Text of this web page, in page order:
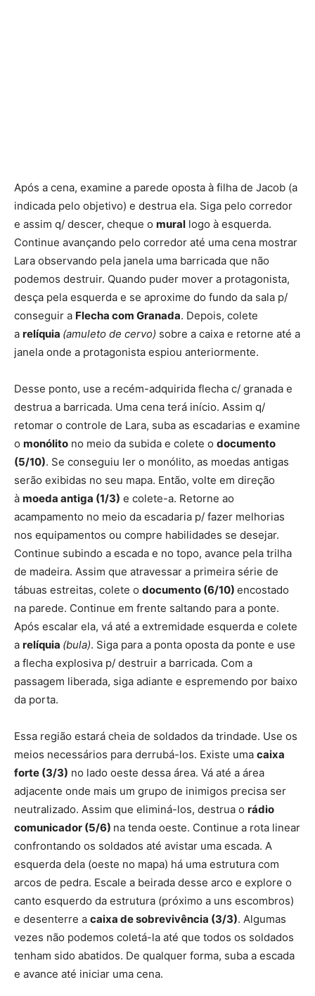
Após a cena, examine a parede oposta à filha de Jacob (a
indicada pelo objetivo) e destrua ela. Siga pelo corredor
e assim q/ descer, cheque o mural logo à esquerda.
Continue avançando pelo corredor até uma cena mostrar
Lara observando pela janela uma barricada que não
podemos destruir. Quando puder mover a protagonista,
desça pela esquerda e se aproxime do fundo da sala p/
conseguir a Flecha com Granada. Depois, colete
a relíquia (amuleto de cervo) sobre a caixa e retorne até a
janela onde a protagonista espiou anteriormente.
Desse ponto, use a recém-adquirida flecha c/ granada e
destrua a barricada. Uma cena terá início. Assim q/
retomar o controle de Lara, suba as escadarias e examine
o monólito no meio da subida e colete o documento
(5/10). Se conseguiu ler o monólito, as moedas antigas
serão exibidas no seu mapa. Então, volte em direção
à moeda antiga (1/3) e colete-a. Retorne ao
acampamento no meio da escadaria p/ fazer melhorias
nos equipamentos ou compre habilidades se desejar.
Continue subindo a escada e no topo, avance pela trilha
de madeira. Assim que atravessar a primeira série de
tábuas estreitas, colete o documento (6/10) encostado
na parede. Continue em frente saltando para a ponte.
Após escalar ela, vá até a extremidade esquerda e colete
a relíquia (bula). Siga para a ponta oposta da ponte e use
a flecha explosiva p/ destruir a barricada. Com a
passagem liberada, siga adiante e espremendo por baixo
da porta.
Essa região estará cheia de soldados da trindade. Use os
meios necessários para derrubá-los. Existe uma caixa
forte (3/3) no lado oeste dessa área. Vá até a área
adjacente onde mais um grupo de inimigos precisa ser
neutralizado. Assim que eliminá-los, destrua o rádio
comunicador (5/6) na tenda oeste. Continue a rota linear
confrontando os soldados até avistar uma escada. A
esquerda dela (oeste no mapa) há uma estrutura com
arcos de pedra. Escale a beirada desse arco e explore o
canto esquerdo da estrutura (próximo a uns escombros)
e desenterre a caixa de sobrevivência (3/3). Algumas
vezes não podemos coletá-la até que todos os soldados
tenham sido abatidos. De qualquer forma, suba a escada
e avance até iniciar uma cena.